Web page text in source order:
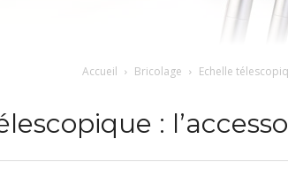
Accueil Bricolage Echelle
: